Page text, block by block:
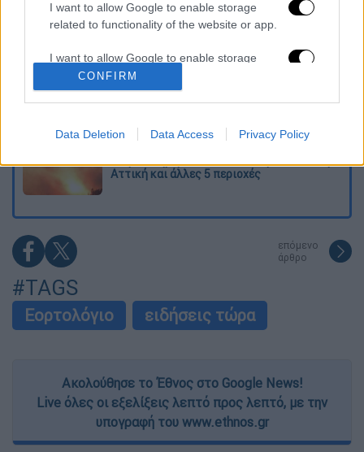
I want to allow Google to enable storage
related to functionality of the website or app.
I want to allow Google to enable storage
related to personalization.
related to security, including authentication
functionality and fraud prevention, and other
CONFIRM
Data Deletion Data Access Privacy Policy
O στρατηγός ήταν σχιζοφρενής, εμμονικός,
πλησίαζε τα 75 όταν τον αντάμωσε η δόξα –
Ιστορίας!
Πώς πνίγηκε το 4χρονο παιδί σε πισίνα
στην Πάρο: Οι γονείς ήταν στη θάλασσα, ο
μπάρμαν έπεσε να το σώσει
ανέμων σήμερα: Σε κατάσταση Red Code η
Αττική και άλλες 5 περιοχές
επόμενο
άρθρο
#TAGS
Εορτολόγιο ειδήσεις τώρα
Ακολούθησε το Έθνος στο Google News!
Live όλες οι εξελίξεις λεπτό προς λεπτό, με την
υπογραφή του www.ethnos.gr